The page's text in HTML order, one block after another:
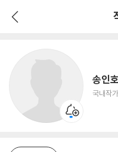
송인호
국내작가
어학/교육/학